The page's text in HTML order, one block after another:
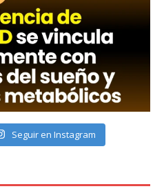
Seguir en Instagram